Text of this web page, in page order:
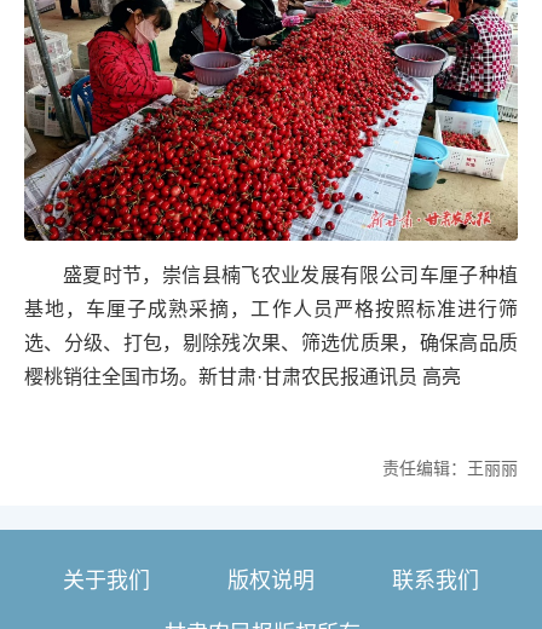
盛夏时节，崇信县楠飞农业发展有限公司车厘子种植
基地，车厘子成熟采摘，工作人员严格按照标准进行筛
选、分级、打包，剔除残次果、筛选优质果，确保高品质
樱桃销往全国市场。新甘肃·甘肃农民报通讯员 高亮
责任编辑：王丽丽
关于我们 版权说明 联系我们